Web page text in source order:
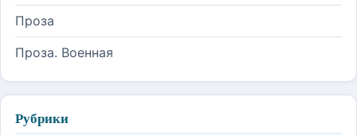
Проза
Проза. Военная
Рубрики